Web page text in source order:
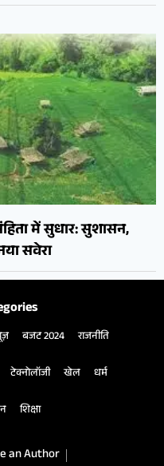
में सुधार: सुशासन,
सवेरा
बजट 2024 राजनीति
टेक्नोलॉजी खेल धर्म
शिक्षा
an Author